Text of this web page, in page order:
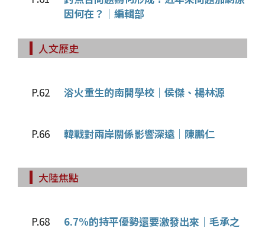
因何在？｜編輯部
人文歷史
P.62 浴火重生的南開學校｜侯傑、楊林源
P.66 韓戰對兩岸關係影響深遠｜陳鵬仁
大陸焦點
P.68 6.7%的持平優勢還要激發出來｜毛承之